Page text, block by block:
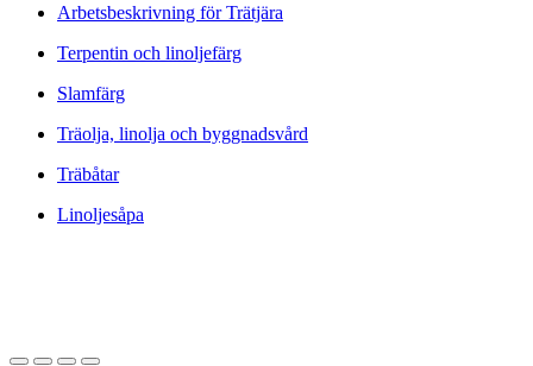
Arbetsbeskrivning för Trätjära
Terpentin och linoljefärg
Slamfärg
Träolja, linolja och byggnadsvård
Träbåtar
Linoljesåpa